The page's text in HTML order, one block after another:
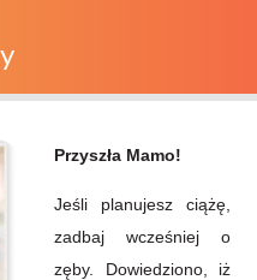
Przyszła Mamo!
Jeśli planujesz ciążę,
zadbaj wcześniej o
zęby. Dowiedziono, iż